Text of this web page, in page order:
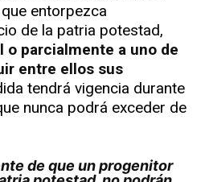
entorpezca
de la patria potestad,
o parcialmente a uno de
entre ellos sus
tendrá vigencia durante
nunca podrá exceder de
de que un progenitor